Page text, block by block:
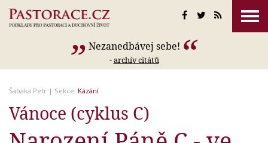
Nezanedbávej sebe!
-archív citátů
Šabaka Petr | Sekce: Kázání
Vánoce (cyklus C)